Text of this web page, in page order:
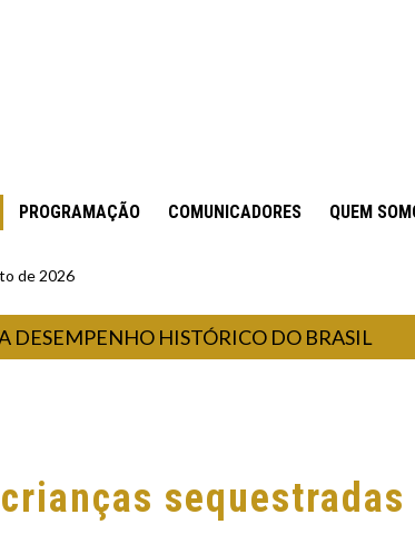
PROGRAMAÇÃO COMUNICADORES QUEM
de 2026
HISTÓRICO DO BRASIL
sequestradas